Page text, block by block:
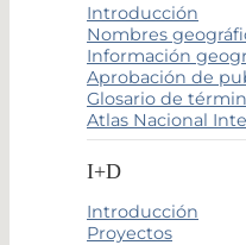
Introducción
Nombres
Información
Aprobación de
Glosario de
Atlas Nacional
I+D
Introducción
Proyectos